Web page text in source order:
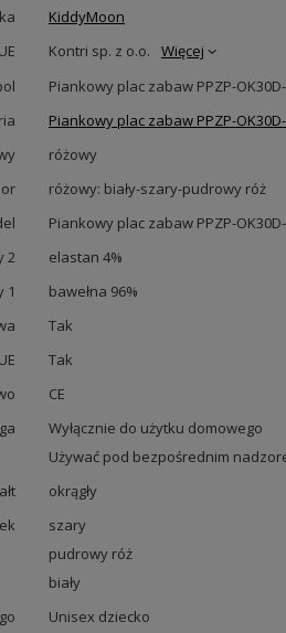
KiddyMoon
Kontri sp. z o.o.
Więcej
Piankowy plac zabaw PPZP-
Piankowy plac zabaw PPZP-
różowy
różowy: biały-szary-pudrowy róż
Piankowy plac zabaw PPZP-
2
elastan 4%
1
bawełna 96%
Tak
Tak
CE
Wyłącznie do użytku domowego
Używać pod bezpośrednim
okrągły
szary
pudrowy róż
biały
Unisex dziecko